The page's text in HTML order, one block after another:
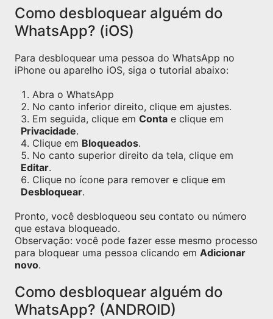
Como desbloquear alguém do
WhatsApp? (iOS)
Para desbloquear uma pessoa do WhatsApp no
iPhone ou aparelho iOS, siga o tutorial abaixo:
Abra o WhatsApp
No canto inferior direito, clique em ajustes.
Em seguida, clique em Conta e clique em
Privacidade.
Clique em Bloqueados.
No canto superior direito da tela, clique em
Editar.
Clique no ícone para remover e clique em
Desbloquear.
Pronto, você desbloqueou seu contato ou número
que estava bloqueado.
Observação: você pode fazer esse mesmo processo
para bloquear uma pessoa clicando em Adicionar
novo.
Como desbloquear alguém do
WhatsApp? (ANDROID)